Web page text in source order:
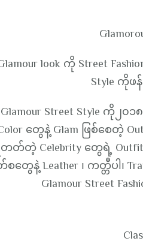
look ကို Street
Style ကို
Street Style ကို၂၀၁၈
တွေနဲ့ Glam ဖြစ်စေတဲ့
တ်တဲ့ Celebrity တွေရဲ့
စတွေနဲ့ Leather ၊ ကတ္တီပါ၊
Glamour Street